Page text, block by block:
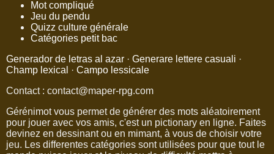
Mot compliqué
Jeu du pendu
Quizz culture générale
Catégories petit bac
Generador de letras al azar · Generare lettere casuali ·
Champ lexical
· Campo lessicale
Contact : contact@maper-rpg.com
Gérénimot vous permet de générer des mots aléatoirement
pour jouer avec vos amis, c'est un pictionary en ligne. Faites
devinez en dessinant ou en mimant, à vous de choisir votre
jeu. Les differentes catégories sont utilisées pour que tout le